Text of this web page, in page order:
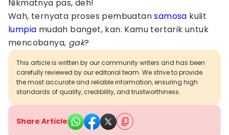
Nikmatnya pas, deh!
Wah, ternyata proses pembuatansamosa kulit
lumpia mudah banget, kan. Kamu tertarik untuk
mencobanya, gak?
This article is written by our community writers and has been
carefully reviewed by our editorial team. We strive to provide
the most accurate and reliable information, ensuring high
standards of quality, credibility, and trustworthiness.
Share Article